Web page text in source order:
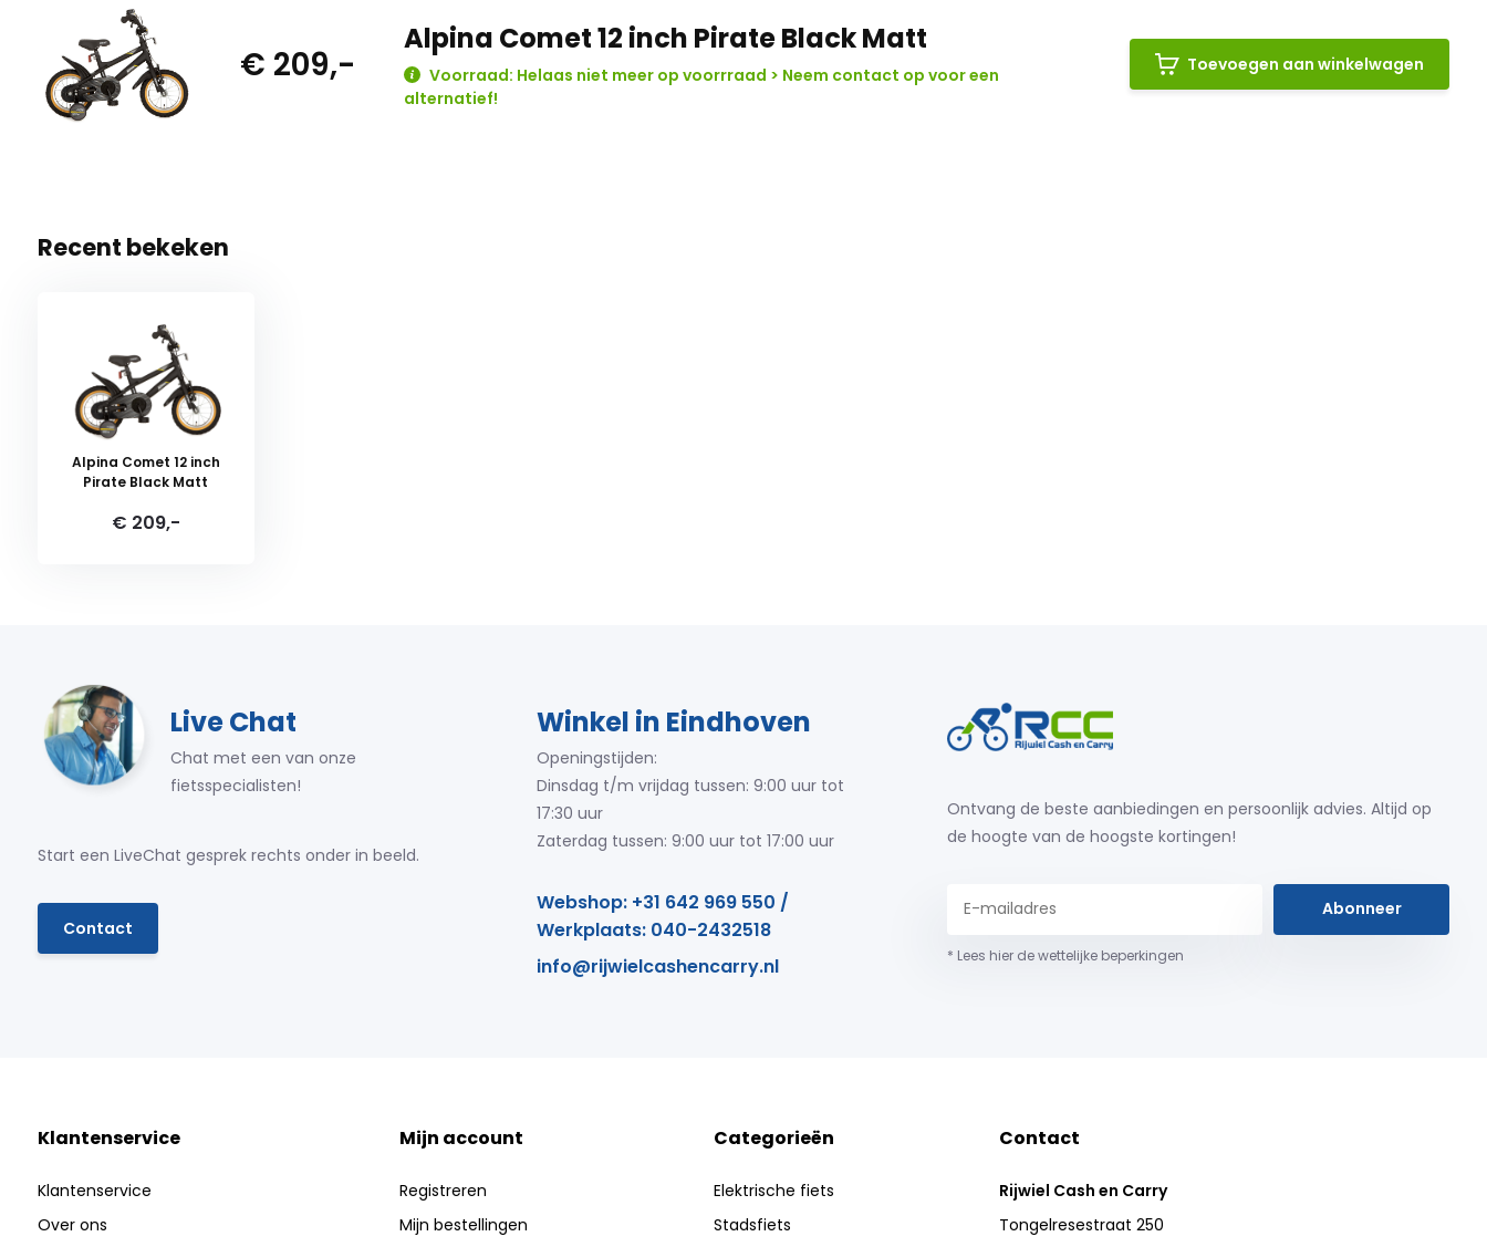
€ 209,-
Alpina Comet 12 inch Pirate Black Matt
Voorraad: Helaas niet meer op voorrraad > Neem contact op voor een
alternatief!
Toevoegen aan winkelwagen
Recent bekeken
Alpina Comet 12 inch
Pirate Black Matt
€ 209,-
Live Chat
Chat met een van onze
fietsspecialisten!
Start een LiveChat gesprek rechts onder in beeld.
Contact
Winkel in Eindhoven
Openingstijden:
Dinsdag t/m vrijdag tussen: 9:00 uur tot
17:30 uur
Zaterdag tussen: 9:00 uur tot 17:00 uur
Webshop: +31 642 969 550 /
Werkplaats: 040-2432518
info@rijwielcashencarry.nl
Ontvang de beste aanbiedingen en persoonlijk advies. Altijd op
de hoogte van de hoogste kortingen!
Abonneer
* Lees hier de wettelijke beperkingen
Klantenservice
Klantenservice
Over ons
Mijn account
Registreren
Mijn bestellingen
Categorieën
Elektrische fiets
Stadsfiets
Contact
Rijwiel Cash en Carry
Tongelresestraat 250